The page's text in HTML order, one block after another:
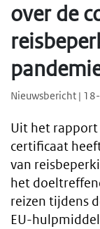
over de
Nieuwsbericht |
Uit het rapport
certificaat
van
het
reizen tijdens
EU-